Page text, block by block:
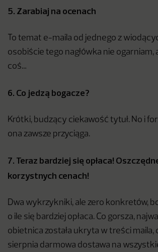
5. Zarabiaj na ocenach
To temat e-maila od jednego z
osobiście tego nagłówka nie ogarniam,
coś…
6. Co jedzą bogacze?
Krótki, budzący ciekawość tytuł. No i
ona zawsze przyciąga.
7. Teraz bardziej się opłaca!
korzystnych cenach!
Dwa wykrzykniki, ale zero konkretów,
o ile się bardziej opłaca. Co gorsza,
obietnica została ukryta w treści maila,
sierpnia darmowa dostawa na